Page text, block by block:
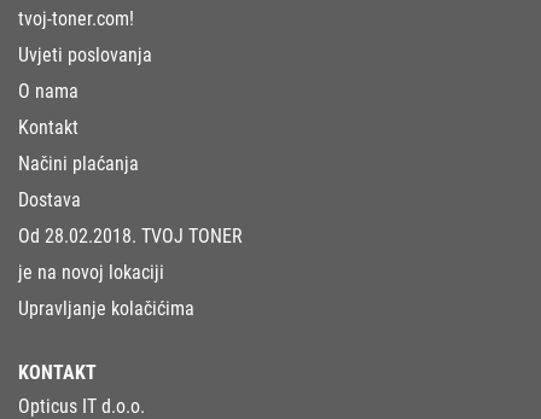
tvoj-toner.com!
Uvjeti poslovanja
O nama
Kontakt
Načini plaćanja
Dostava
Od 28.02.2018. TVOJ TONER
je na novoj lokaciji
Upravljanje kolačićima
KONTAKT
Opticus IT d.o.o.